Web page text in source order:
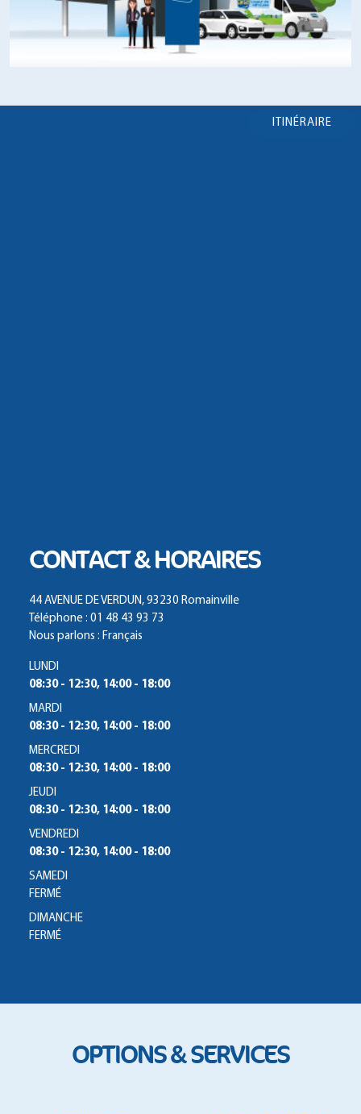
ITINÉRAIRE
CONTACT & HORAIRES
44 AVENUE DE VERDUN, 93230 Romainville
Téléphone : 01 48 43 93 73
Nous parlons : Français
LUNDI
08:30 - 12:30, 14:00 - 18:00
MARDI
08:30 - 12:30, 14:00 - 18:00
MERCREDI
08:30 - 12:30, 14:00 - 18:00
JEUDI
08:30 - 12:30, 14:00 - 18:00
VENDREDI
08:30 - 12:30, 14:00 - 18:00
SAMEDI
FERMÉ
DIMANCHE
FERMÉ
OPTIONS & SERVICES